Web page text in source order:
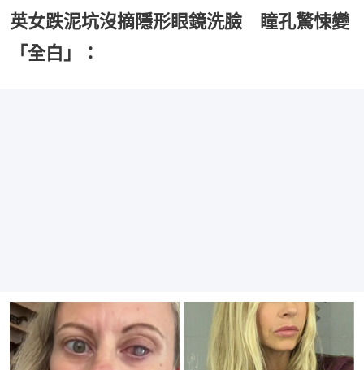
英女跌泥坑沒摘隱形眼鏡洗臉 瞳孔驚悚變
「全白」：